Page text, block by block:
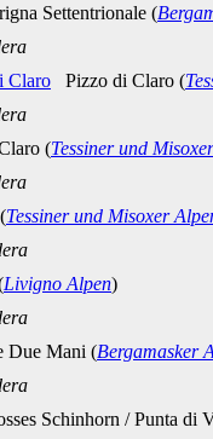
Settentrionale (
Claro Pizzo di Claro (
(Tessiner und
Tessiner und Misoxer
Livigno Alpen)
Due Mani (Bergamasker
Schinhorn / Punta di